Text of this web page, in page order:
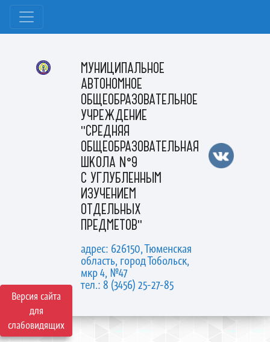
Версия сайта
для
слабовидящих
МУНИЦИПАЛЬНОЕ
АВТОНОМНОЕ
ОБЩЕОБРАЗОВАТЕЛЬНОЕ
УЧРЕЖДЕНИЕ
"СРЕДНЯЯ
ОБЩЕОБРАЗОВАТЕЛЬНАЯ
ШКОЛА №9
С УГЛУБЛЕННЫМ
ИЗУЧЕНИЕМ
ОТДЕЛЬНЫХ
ПРЕДМЕТОВ"
адрес: 626150, Тюменская
область, город Тобольск,
мкр 4, №47
тел.: 8 (3456) 25-27-85